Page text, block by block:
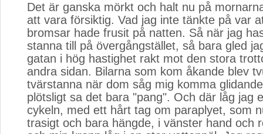
Det är ganska mörkt och halt nu på
att vara försiktig. Vad jag inte tänkte på var
bromsar hade frusit på natten. Så när jag
stanna till på övergångstället, så bara gled
gatan i hög hastighet rakt mot den stora
andra sidan. Bilarna som kom åkande blev
tvärstanna när dom såg mig komma
plötsligt sa det bara "pang". Och där låg jag
cykeln, med ett hårt tag om paraplyet, som
trasigt och bara hängde, i vänster hand och